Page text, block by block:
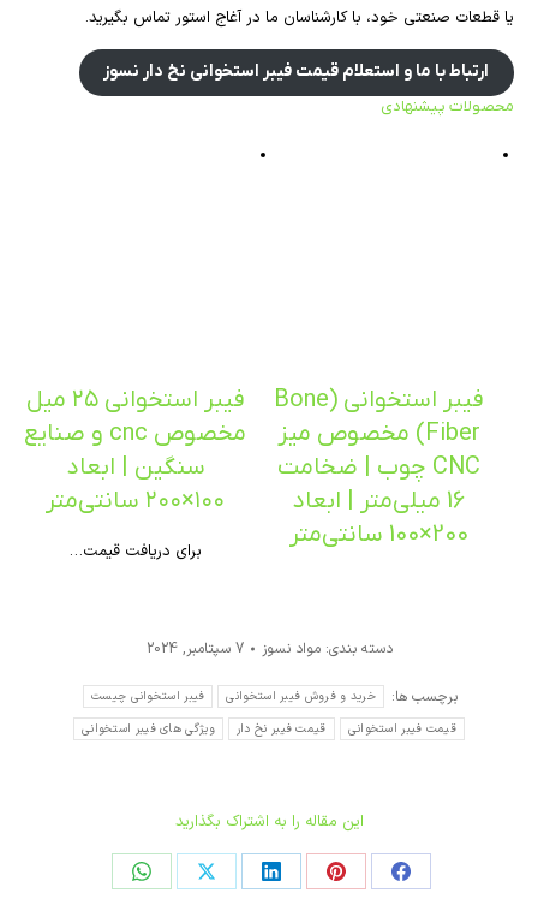
یا قطعات صنعتی خود، با کارشناسان ما در آغاج استور تماس بگیرید.
ارتباط با ما و استعلام قیمت فیبر استخوانی نخ دار نسوز
محصولات پیشنهادی
فیبر استخوانی (Bone
Fiber) مخصوص میز
CNC چوب | ضخامت
16 میلی‌متر | ابعاد
200×100 سانتی‌متر
فیبر استخوانی ۲۵ میل
مخصوص cnc و صنایع
سنگین | ابعاد
۱۰۰×۲۰۰ سانتی‌متر
برای دریافت قیمت…
دسته بندی:مواد نسوز 7 سپتامبر, 2024
برچسب ها: خرید و فروش فیبر استخوانی
فیبر استخوانی چیست
قیمت فیبر استخوانی
قیمت فیبر نخ دار ویژگی های فیبر استخوانی
این مقاله را به اشتراک بگذارید
اشتراک اشتراک اشتراک اشتراک اشتراک